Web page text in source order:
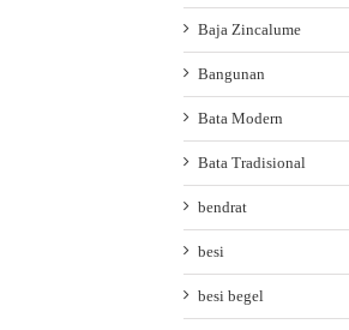
Baja Zincalume
Bangunan
Bata Modern
Bata Tradisional
bendrat
besi
besi begel